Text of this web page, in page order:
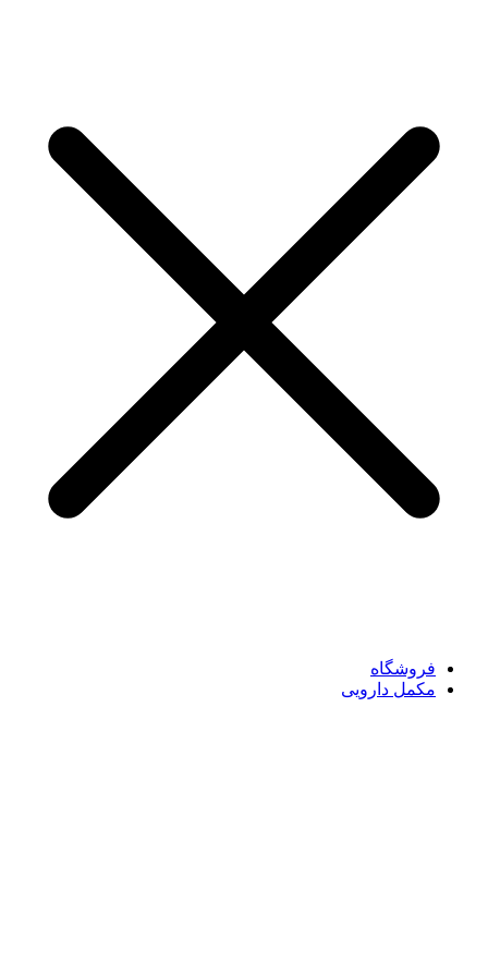
فروشگاه
مکمل دارویی